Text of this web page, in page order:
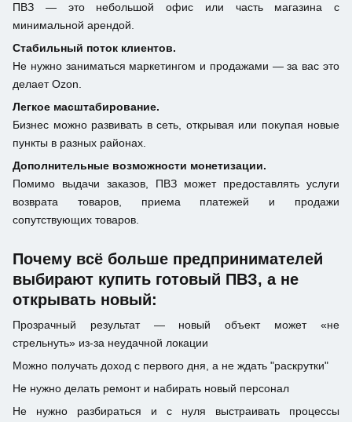
ПВЗ — это небольшой офис или часть магазина с
минимальной арендой.
Стабильный поток клиентов.
Не нужно заниматься маркетингом и продажами — за вас это
делает Ozon.
Легкое масштабирование.
Бизнес можно развивать в сеть, открывая или покупая новые
пункты в разных районах.
Дополнительные возможности монетизации.
Помимо выдачи заказов, ПВЗ может предоставлять услуги
возврата товаров, приема платежей и продажи
сопутствующих товаров.
Почему всё больше предпринимателей
выбирают купить готовый ПВЗ, а не
открывать новый:
Прозрачный результат — новый объект может «не
стрельнуть» из-за неудачной локации
Можно получать доход с первого дня, а не ждать "раскрутки"
Не нужно делать ремонт и набирать новый персонал
Не нужно разбираться и с нуля выстраивать процессы